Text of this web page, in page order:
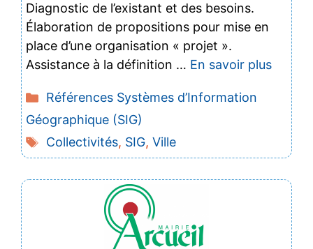
Diagnostic de l’existant et des besoins.
Élaboration de propositions pour mise en
place d’une organisation « projet ».
Assistance à la définition … En savoir plus
Catégories
Références Systèmes d’Information
Géographique (SIG)
Étiquettes
Collectivités, SIG, Ville